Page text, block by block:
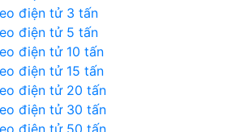
điện tử 3 tấn
điện tử 5 tấn
điện tử 10 tấn
điện tử 15 tấn
điện tử 20 tấn
điện tử 30 tấn